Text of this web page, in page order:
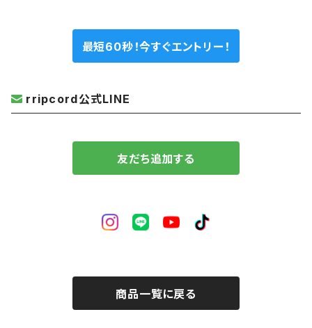
最短60秒！今すぐエントリー！
rripcord公式LINE
友だち追加する
商品一覧に戻る